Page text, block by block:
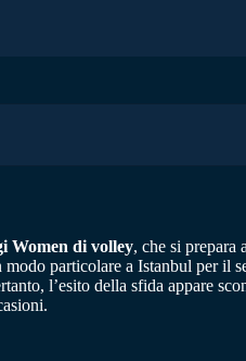
Women di volley, che si prepara
particolare a Istanbul per il
l’esito della sfida appare